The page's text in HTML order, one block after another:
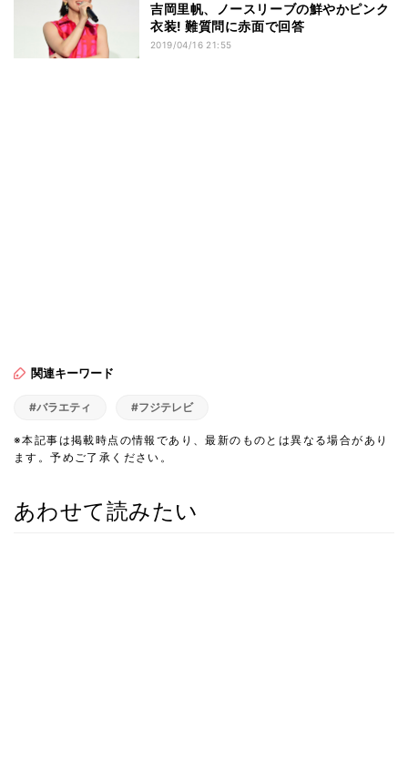
吉岡里帆、ノースリーブの鮮やかピンク
衣装! 難質問に赤面で回答
2019/04/16 21:55
関連キーワード
#バラエティ #フジテレビ
※本記事は掲載時点の情報であり、最新のものとは異なる場合があり
ます。予めご了承ください。
あわせて読みたい